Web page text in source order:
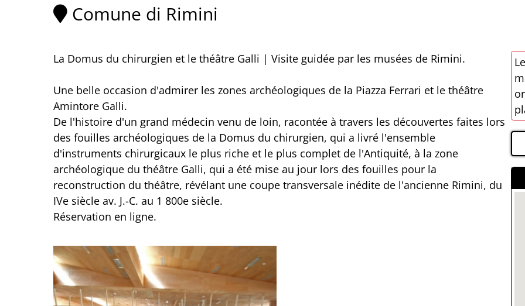
Comune di Rimini
La Domus du chirurgien et le théâtre Galli | Visite guidée par les musées de Rimini.
Une belle occasion d'admirer les zones archéologiques de la Piazza Ferrari et le théâtre
Amintore Galli.
De l'histoire d'un grand médecin venu de loin, racontée à travers les découvertes faites lors
des fouilles archéologiques de la Domus du chirurgien, qui a livré l'ensemble
d'instruments chirurgicaux le plus riche et le plus complet de l'Antiquité, à la zone
archéologique du théâtre Galli, qui a été mise au jour lors des fouilles pour la
reconstruction du théâtre, révélant une coupe transversale inédite de l'ancienne Rimini, du
IVe siècle av. J.-C. au 1 800e siècle.
Réservation en ligne.